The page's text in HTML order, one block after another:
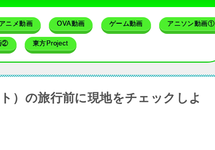
ニメ動画 OVA動画 ゲーム動画 アニソン動画①
② 東方Project
）の旅行前に現地をチェックしよ